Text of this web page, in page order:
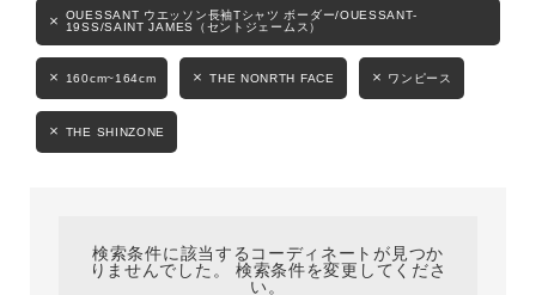
性別OUESSANT ウエッソン長袖Tシャツ ボーダー/OUESSANT-
19SS/SAINT JAMES（セントジェームス）
160cm~164cm THE NONRTH FACE ワンピース
THE SHINZONE
検索条件に該当するコーディネートが見つか
りませんでした。 検索条件を変更してくださ
い。